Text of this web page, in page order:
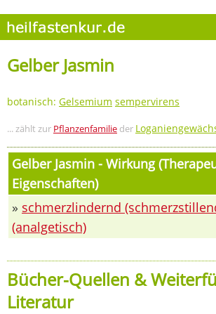
Gelber Jasmin
botanisch: Gelsemium sempervirens
... zählt zur Pflanzenfamilie der
Gelber Jasmin - Wirkung
Eigenschaften)
» schmerzlindernd
(analgetisch)
Bücher-Quellen &
Literatur